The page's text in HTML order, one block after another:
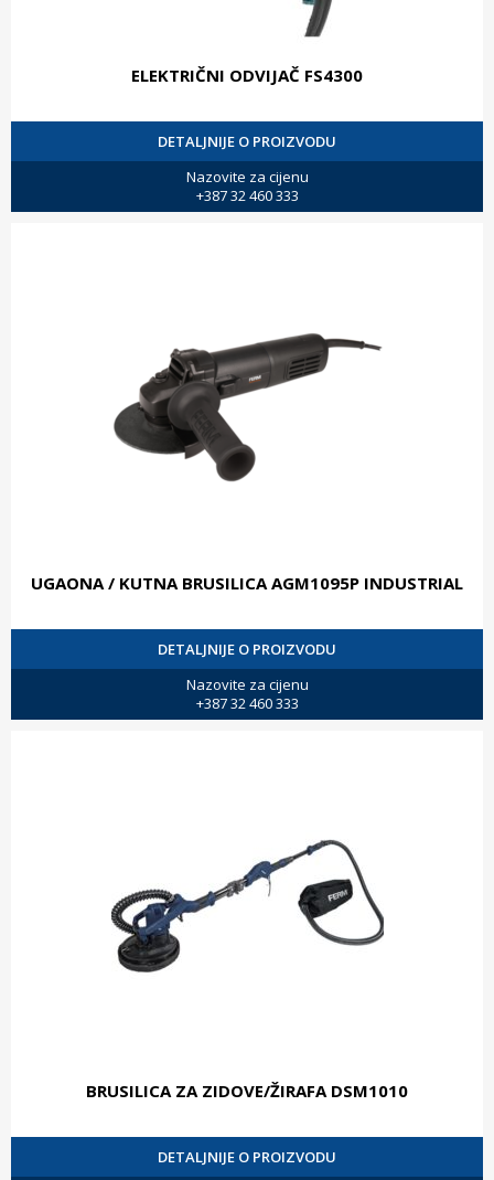
ELEKTRIČNI ODVIJAČ FS4300
DETALJNIJE O PROIZVODU
Nazovite za cijenu
+387 32 460 333
UGAONA / KUTNA BRUSILICA AGM1095P INDUSTRIAL
DETALJNIJE O PROIZVODU
Nazovite za cijenu
+387 32 460 333
BRUSILICA ZA ZIDOVE/ŽIRAFA DSM1010
DETALJNIJE O PROIZVODU